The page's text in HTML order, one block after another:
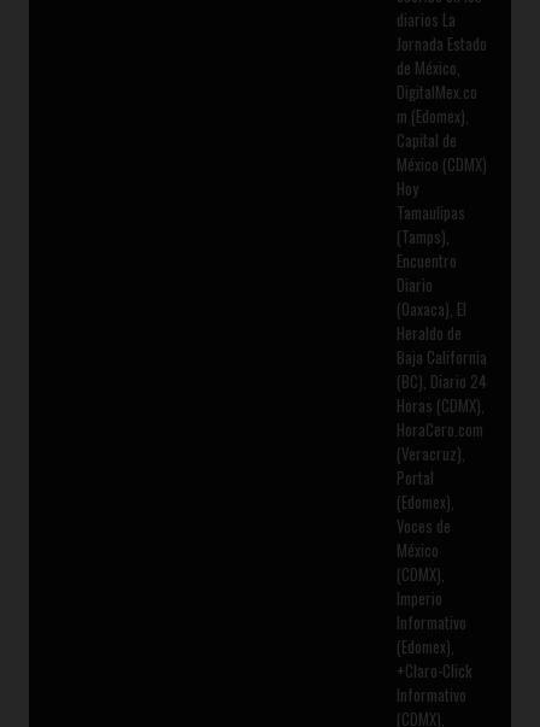
diarios La
Jornada Estado
de México,
DigitalMex.co
m (Edomex),
Capital de
México (CDMX)
Hoy
Tamaulipas
(Tamps),
Encuentro
Diario
(Oaxaca), El
Heraldo de
Baja California
(BC), Diario 24
Horas (CDMX),
HoraCero.com
(Veracruz),
Portal
(Edomex),
Voces de
México
(CDMX),
Imperio
Informativo
(Edomex),
+Claro-Click
Informativo
(CDMX),